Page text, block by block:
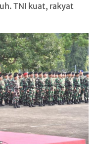
TNI kuat, rakyat